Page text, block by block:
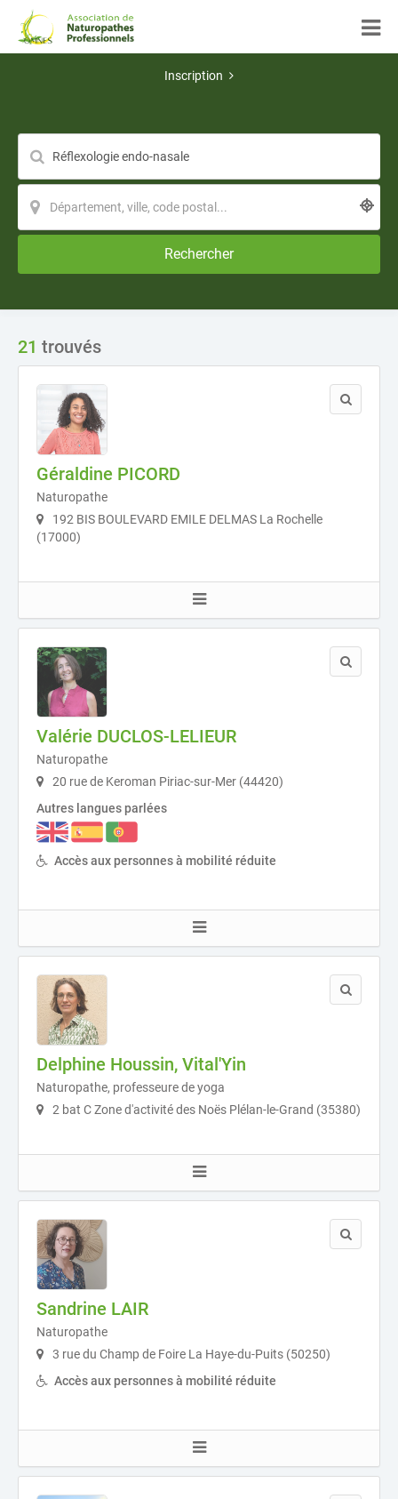
Inscription
Rechercher
21 trouvés
Géraldine PICORD
Naturopathe
192 BIS BOULEVARD EMILE DELMAS La Rochelle
(17000)
Valérie DUCLOS-LELIEUR
Naturopathe
20 rue de Keroman Piriac-sur-Mer (44420)
Autres langues parlées
Accès aux personnes à mobilité réduite
Delphine Houssin, Vital'Yin
Naturopathe, professeure de yoga
2 bat C Zone d'activité des Noës Plélan-le-Grand (35380)
Sandrine LAIR
Naturopathe
3 rue du Champ de Foire La Haye-du-Puits (50250)
Accès aux personnes à mobilité réduite